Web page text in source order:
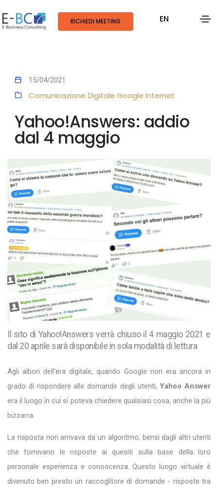
RICHIEDI MEETING EN
15/04/2021
Comunicazione Digitale Google Internet
Yahoo!Answers: addio
dal 4 maggio
Il sito di Yahoo!Answers verrà chiuso il 4 maggio 2021 e
dal 20 aprile sarà disponibile in sola modalità di lettura
Agli albori dell’era digitale, quando Google non era ancora in
grado di rispondere alle domande degli utenti,Yahoo Answer
era il luogo in cui si poteva chiedere qualsiasi cosa, anche la più
bizzarra.
La risposta non arrivava da un algoritmo, bensì dagli altri utenti
che fornivano le risposte ai quesiti sulla base della loro
personale esperienza e conoscenza. Questo luogo virtuale è
divenuto ben presto un raccoglitore di domande - risposte tra